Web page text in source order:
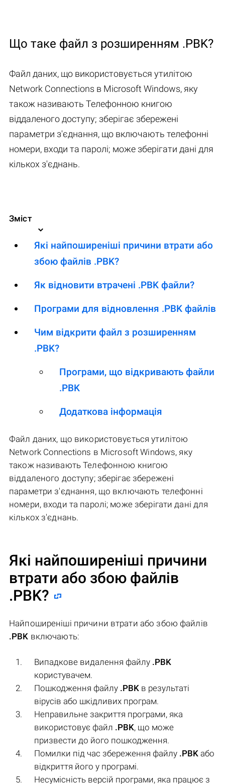
Що таке файл з розширенням .PBK?
Файл даних, що використовується утилітою
Network Connections в Microsoft Windows, яку
також називають Телефонною книгою
віддаленого доступу; зберігає збережені
параметри з'єднання, що включають телефонні
номери, входи та паролі; може зберігати дані для
кількох з'єднань.
Зміст
Які найпоширеніші причини втрати або
збою файлів .PBK?
Як відновити втрачені .PBK файли?
Програми для відновлення .PBK файлів
Чим відкрити файл з розширенням
.PBK?
Програми, що відкривають файли
.PBK
Додаткова інформація
Файл даних, що використовується утилітою
Network Connections в Microsoft Windows, яку
також називають Телефонною книгою
віддаленого доступу; зберігає збережені
параметри з'єднання, що включають телефонні
номери, входи та паролі; може зберігати дані для
кількох з'єднань.
Які найпоширеніші причини
втрати або збою файлів
.PBK?
Найпоширеніші причини втрати або збою файлів
.PBK включають:
Випадкове видалення файлу .PBK
користувачем.
Пошкодження файлу .PBK в результаті
вірусів або шкідливих програм.
Неправильне закриття програми, яка
використовує файл .PBK, що може
призвести до його пошкодження.
Помилки під час збереження файлу .PBK або
відкриття його у програмі.
Несумісність версій програми, яка працює з